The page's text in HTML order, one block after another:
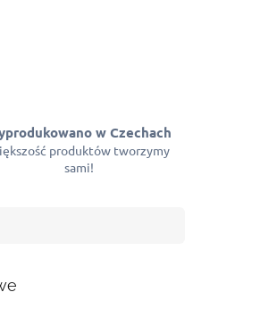
w Czechach
produktów tworzymy
sami!